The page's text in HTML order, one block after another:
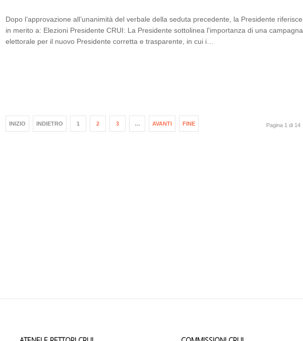
Dopo l’approvazione all’unanimità del verbale della seduta precedente, la Presidente riferisce
in merito a: Elezioni Presidente CRUI: La Presidente sottolinea l'importanza di una campagna
elettorale per il nuovo Presidente corretta e trasparente, in cui i…
INIZIO INDIETRO 1 2 3 … AVANTI FINE Pagina 1 di 14